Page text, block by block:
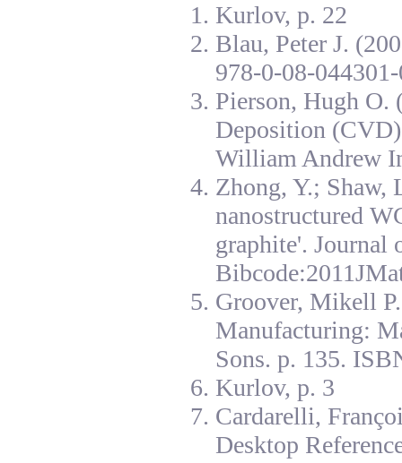
Kurlov, p. 22
Blau, Peter J.
978-0-08-
Pierson, Hugh O.
Deposition
William Andrew
Zhong, Y.; Shaw,
nanostructured
graphite'. Journal
Groover, Mikell
Manufacturing:
Sons. p. 135.
Kurlov, p. 3
Cardarelli,
Desktop